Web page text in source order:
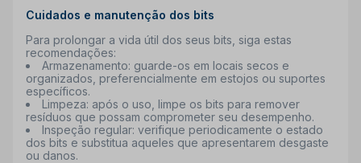
Cuidados e manutenção dos bits
Para prolongar a vida útil dos seus bits, siga estas
recomendações:
Armazenamento: guarde-os em locais secos e
organizados, preferencialmente em estojos ou suportes
específicos.
Limpeza: após o uso, limpe os bits para remover
resíduos que possam comprometer seu desempenho.
Inspeção regular: verifique periodicamente o estado
dos bits e substitua aqueles que apresentarem desgaste
ou danos.